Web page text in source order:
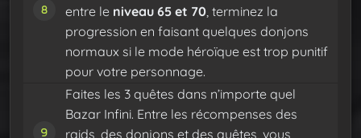
entre le niveau 65 et 70 , terminez la
progression en faisant quelques donjons
normaux si le mode héroïque est trop punitif
pour votre personnage.
Faites les 3 quêtes dans n’importe quel
Bazar Infini. Entre les récompenses des
raids, des donjons et des quêtes, vous